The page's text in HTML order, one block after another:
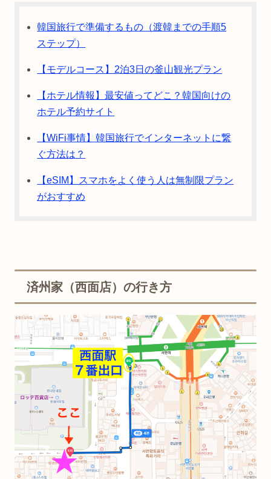
韓国旅行で準備するもの（渡韓までの手順5
ステップ）
【モデルコース】2泊3日の釜山観光プラン
【ホテル情報】最安値ってどこ？韓国向けの
ホテル予約サイト
【WiFi事情】韓国旅行でインターネットに繋
ぐ方法は？
【eSIM】スマホをよく使う人は無制限プラン
がおすすめ
済州家（西面店）の行き方